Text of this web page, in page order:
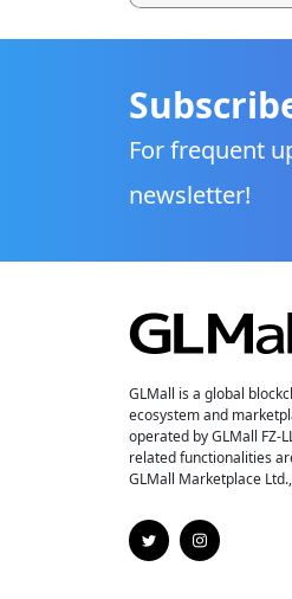
For frequent
newsletter!
GLMall is a global
ecosystem and
operated by GLMall FZ-
related functionalities
GLMall Marketplace